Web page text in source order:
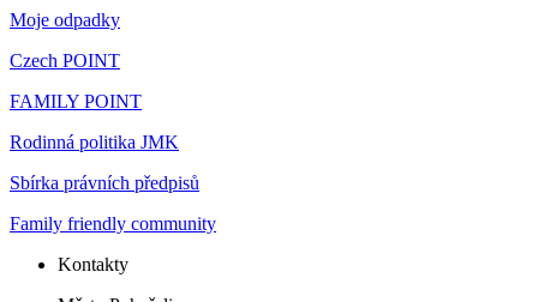
Moje odpadky
Czech POINT
FAMILY POINT
Rodinná politika JMK
Sbírka právních předpisů
Family friendly community
Kontakty